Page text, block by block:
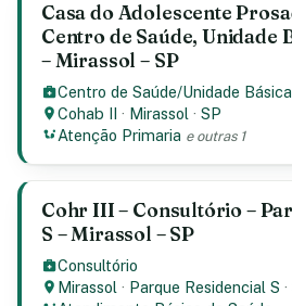
Casa do Adolescente
Centro de Saúde, Unidade
– Mirassol – SP
Centro de Saúde/Unidade Básica
Cohab II · Mirassol ·SP
Atenção Primaria e outras 1
Cohr III – Consultório –
S – Mirassol – SP
Consultório
Mirassol · Parque Residencial S ·